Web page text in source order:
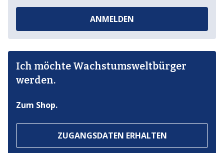
ANMELDEN
Ich möchte Wachstumsweltbürger
werden.
Zum Shop.
ZUGANGSDATEN ERHALTEN